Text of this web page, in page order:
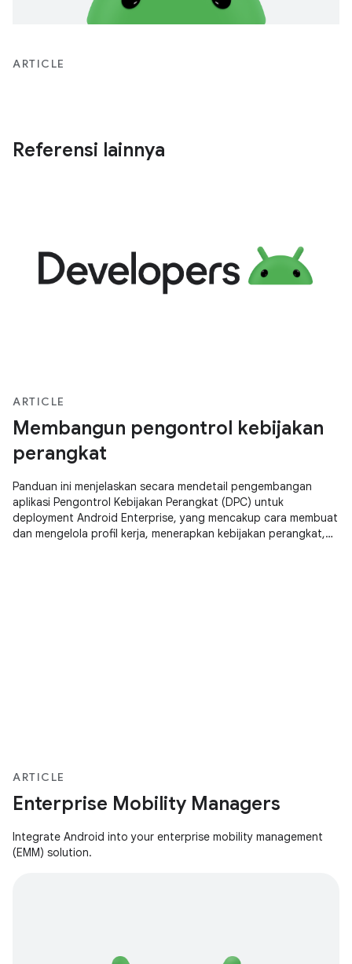
ARTICLE
Referensi lainnya
ARTICLE
Membangun pengontrol kebijakan
perangkat
Panduan ini menjelaskan secara mendetail pengembangan
aplikasi Pengontrol Kebijakan Perangkat (DPC) untuk
deployment Android Enterprise, yang mencakup cara membuat
dan mengelola profil kerja, menerapkan kebijakan perangkat,
ARTICLE
Enterprise Mobility Managers
Integrate Android into your enterprise mobility management
(EMM) solution.